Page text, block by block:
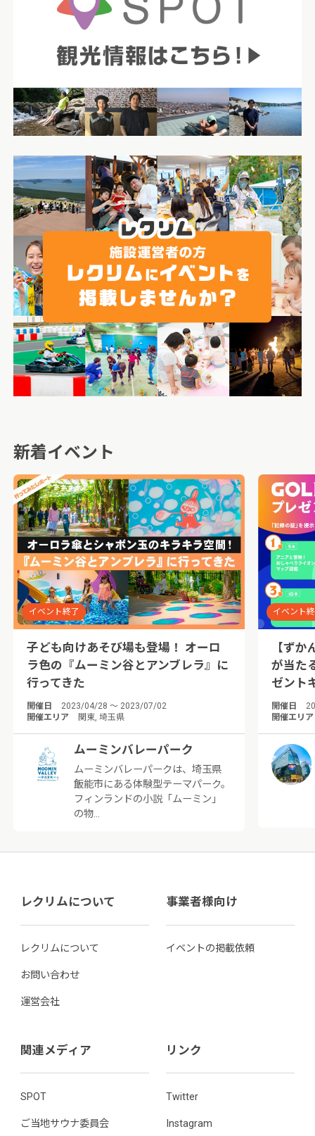
新着イベント
イベント終了
子ども向けあそび場も登場！ オーロ
ラ色の『ムーミン谷とアンブレラ』に
行ってきた
開催日
2023/04/28 ～ 2023/07/02
開催エリア
関東, 埼玉県
ムーミンバレーパーク
ムーミンバレーパークは、埼玉県
飯能市にある体験型テーマパーク。
フィンランドの小説「ムーミン」
の物…
イベント
【ず
が当た
ゼント
開催日
開催エリア
レクリムについて
レクリムについて
お問い合わせ
運営会社
事業者様向け
イベントの掲載依頼
関連メディア
SPOT
ご当地サウナ委員会
リンク
Twitter
Instagram